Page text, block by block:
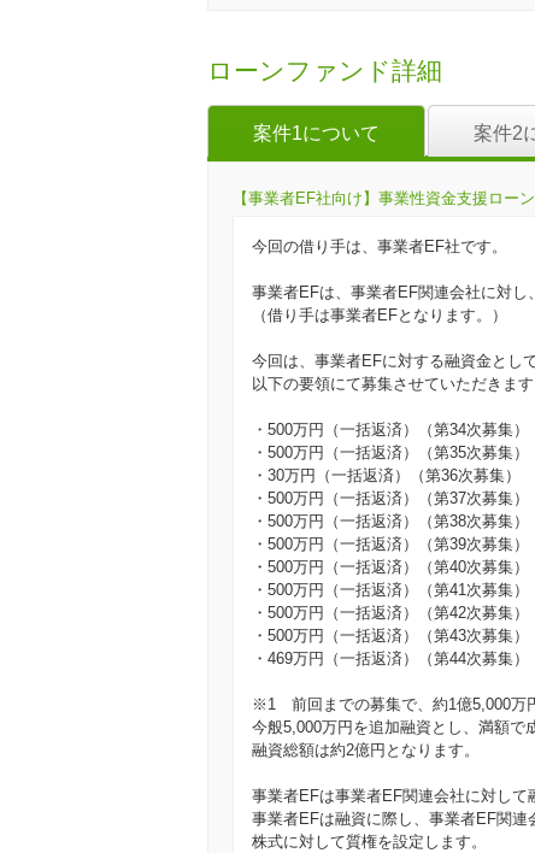
ローンファンド詳細
案件1について 案件2
【事業者EF社向け】事業性資金支援ロー
今回の借り手は、事業者EF社です。
事業者EFは、事業者EF関連会社に対し
（借り手は事業者EFとなります。）
今回は、事業者EFに対する融資金とし
以下の要領にて募集させていただきます
・500万円（一括返済）（第34次募集）
・500万円（一括返済）（第35次募集）
・30万円（一括返済）（第36次募集）
・500万円（一括返済）（第37次募集）
・500万円（一括返済）（第38次募集）
・500万円（一括返済）（第39次募集）
・500万円（一括返済）（第40次募集）
・500万円（一括返済）（第41次募集）
・500万円（一括返済）（第42次募集）
・500万円（一括返済）（第43次募集）
・469万円（一括返済）（第44次募集）
※1 前回までの募集で、約1億5,000万
今般5,000万円を追加融資とし、満額で
融資総額は約2億円となります。
事業者EFは事業者EF関連会社に対して
事業者EFは融資に際し、事業者EF関
株式に対して質権を設定します。